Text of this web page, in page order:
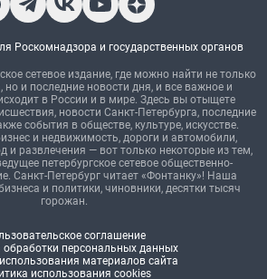
Роскомнадзора и государственных органов
сетевое издание, где можно найти не только
но и последние новости дня, и все важное и
в России и в мире. Здесь вы отыщете
новости Санкт-Петербурга, последние
события в обществе, культуре, искусстве.
и недвижимость, дороги и автомобили,
и развлечения — вот только некоторые из тем,
петербургское сетевое общественно-
Санкт-Петербург читает «Фонтанку»! Наша
и политики, чиновники, десятки тысяч
горожан.
соглашение
обработки персональных данных
материалов сайта
использования cookies